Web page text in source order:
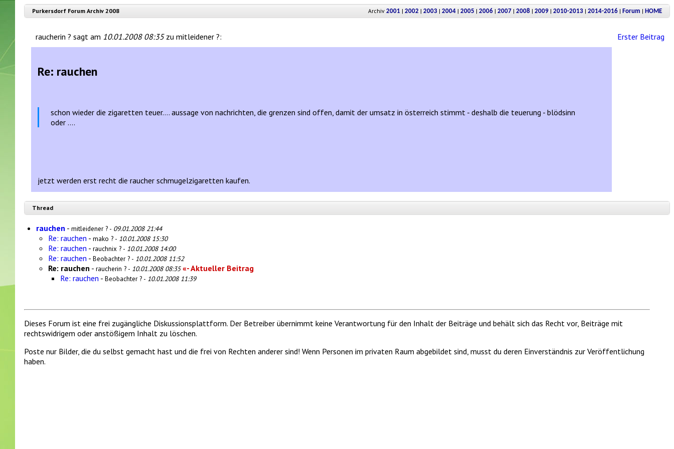
Purkersdorf Forum Archiv 2008 Archiv 2001 | 2002 | 2003 | 2004 | 2005 | 2006 | 2007 | 2008 | 2009 | 2010-2013 | 2014-2016 | Forum | HOME
raucherin ? sagt am 10.01.2008 08:35zu mitleidener ?: Erster Beitrag
Re: rauchen
schon wieder die zigaretten teuer.... aussage von nachrichten, die grenzen sind offen, damit der umsatz in österreich stimmt - deshalb die teuerung - blödsinn
oder ....
jetzt werden erst recht die raucher schmugelzigaretten kaufen.
Thread
rauchen - mitleidener ? - 09.01.2008 21:44
Re: rauchen - mako ? - 10.01.2008 15:30
Re: rauchen - rauchnix ? - 10.01.2008 14:00
Re: rauchen - Beobachter ? - 10.01.2008 11:52
Re: rauchen - raucherin ? - 10.01.2008 08:35«- Aktueller Beitrag
Re: rauchen - Beobachter ? - 10.01.2008 11:39
Dieses Forum ist eine frei zugängliche Diskussionsplattform. Der Betreiber übernimmt keine Verantwortung für den Inhalt der Beiträge und behält sich das Recht vor, Beiträge mit
rechtswidrigem oder anstößigem Inhalt zu löschen.
Poste nur Bilder, die du selbst gemacht hast und die frei von Rechten anderer sind! Wenn Personen im privaten Raum abgebildet sind, musst du deren Einverständnis zur Veröffentlichung
haben.